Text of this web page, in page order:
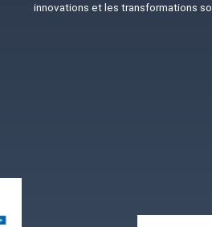
innovations et les transformations